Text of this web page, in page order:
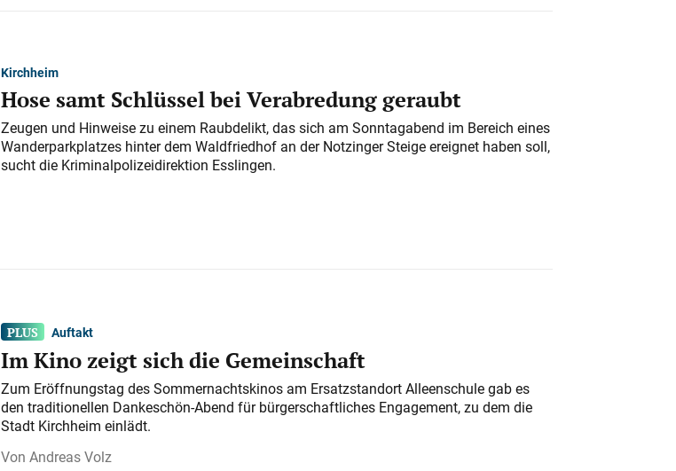
Kirchheim
Hose samt Schlüssel bei Verabredung geraubt
Zeugen und Hinweise zu einem Raubdelikt, das sich am Sonntagabend im Bereich eines
Wanderparkplatzes hinter dem Waldfriedhof an der Notzinger Steige ereignet haben soll,
sucht die Kriminalpolizeidirektion Esslingen.
Auftakt
Im Kino zeigt sich die Gemeinschaft
Zum Eröffnungstag des Sommernachtskinos am Ersatzstandort Alleenschule gab es
den traditionellen Dankeschön-Abend für bürgerschaftliches Engagement, zu dem die
Stadt Kirchheim einlädt.
Andreas Volz